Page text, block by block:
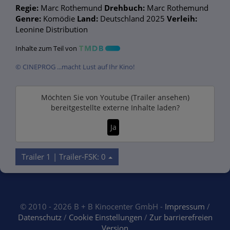
Regie: Marc Rothemund Drehbuch: Marc Rothemund
Genre: Komödie Land: Deutschland 2025 Verleih:
Leonine Distribution
Inhalte zum Teil von
© CINEPROG ...macht Lust auf Ihr Kino!
Möchten Sie von Youtube (Trailer ansehen)
bereitgestellte externe Inhalte laden?
Ja
Trailer 1 | Trailer-FSK: 0
© 2010 - 2026 B + B Kinocenter GmbH - Impressum /
Datenschutz/ Cookie Einstellungen / Zur barrierefreien
Version